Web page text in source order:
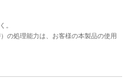
。
の処理能力は、お客様の本製品の使用